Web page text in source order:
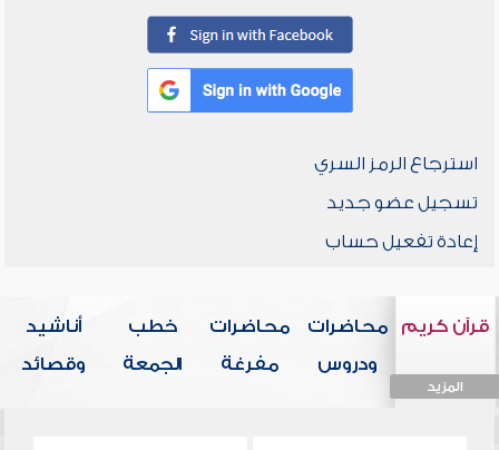
استرجاع الرمز السري
تسجيل عضو جديد
إعادة تفعيل حساب
قرآن كريم
المزيد
محاضرات
ودروس
محاضرات
مفرغة
خطب
الجمعة
أناشيد
وقصائد